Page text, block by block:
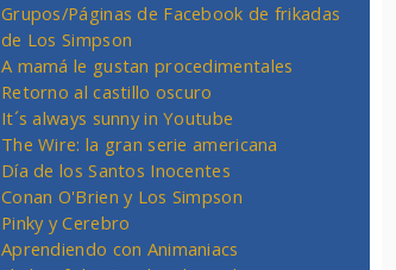
Grupos/Páginas de Facebook de frikadas
de Los Simpson
A mamá le gustan procedimentales
Retorno al castillo oscuro
It´s always sunny in Youtube
The Wire: la gran serie americana
Día de los Santos Inocentes
Conan O'Brien y Los Simpson
Pinky y Cerebro
Aprendiendo con Animaniacs